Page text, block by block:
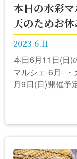
本日の水彩
天のためお
2023.6.11
本日6月11日(日)
マルシェ-6月-
月9日(日)開催予